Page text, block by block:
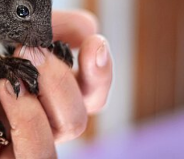
ENTSTEHUNGSGESCHICHTE
EINBLICKE IN UNSERE ARBEIT
SATZUNG
GÄSTEBUCH
DATENSCHUTZ
VEREINSJOURNALE